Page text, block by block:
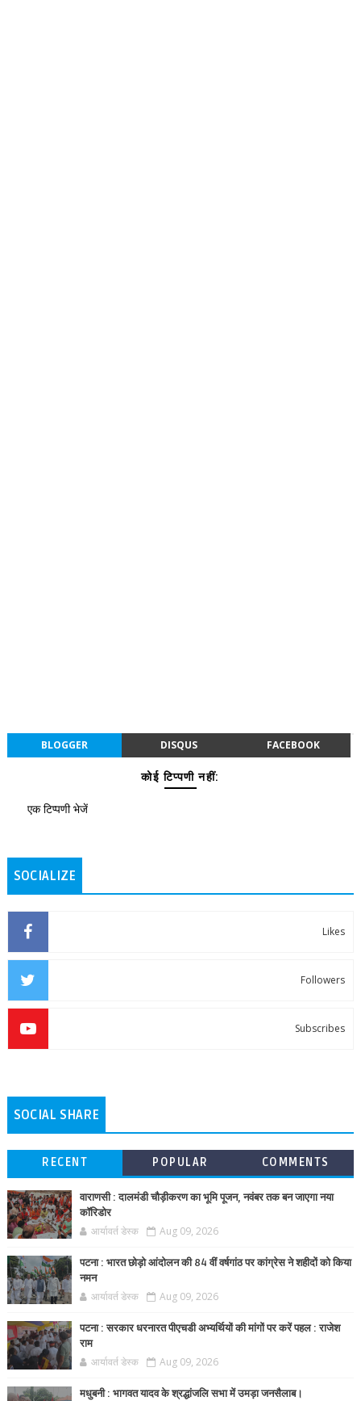
BLOGGER DISQUS FACEBOOK
कोई टिप्पणी नहीं:
एक टिप्पणी भेजें
SOCIALIZE
Likes
Followers
Subscribes
SOCIAL SHARE
RECENT POPULAR COMMENTS
वाराणसी : दालमंडी चौड़ीकरण का भूमि पूजन, नवंबर तक बन जाएगा नया
कॉरिडोर
आर्यावर्त डेस्क Aug 09, 2026
पटना : भारत छोड़ो आंदोलन की 84 वीं वर्षगांठ पर कांग्रेस ने शहीदों को किया
नमन
आर्यावर्त डेस्क Aug 09, 2026
पटना : सरकार धरनारत पीएचडी अभ्यर्थियों की मांगों पर करें पहल : राजेश
राम
आर्यावर्त डेस्क Aug 09, 2026
मधुबनी : भागवत यादव के श्रद्धांजलि सभा में उमड़ा जनसैलाब।